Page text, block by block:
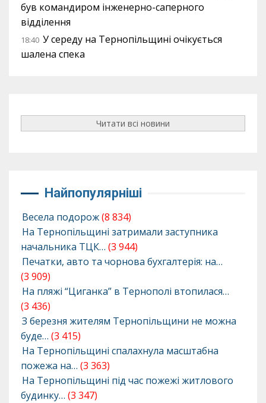
був командиром інженерно-саперного
відділення
18:40 У середу на Тернопільщині очікується
шалена спека
Читати всі новини
Найпопулярніші
Весела подорож(8 834)
На Тернопільщині затримали заступника
начальника ТЦК… (3 944)
Печатки, авто та чорнова бухгалтерія: на…
(3 909)
На пляжі “Циганка” в Тернополі втопилася…
(3 436)
З березня жителям Тернопільщини не можна
буде… (3 415)
На Тернопільщині спалахнула масштабна
пожежа на… (3 363)
На Тернопільщині під час пожежі житлового
будинку… (3 347)